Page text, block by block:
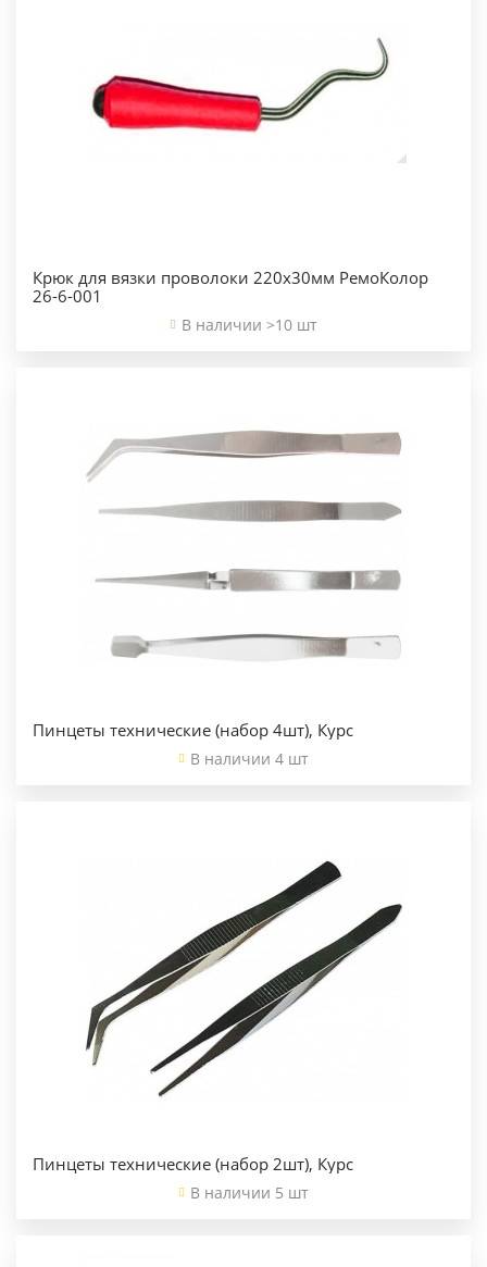
Крюк для вязки проволоки 220х30мм РемоКолор
26-6-001
В наличии >10 шт
Пинцеты технические (набор 4шт), Курс
В наличии 4 шт
Пинцеты технические (набор 2шт), Курс
В наличии 5 шт